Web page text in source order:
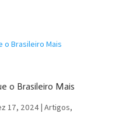
o Brasileiro Mais
17, 2024| Artigos,